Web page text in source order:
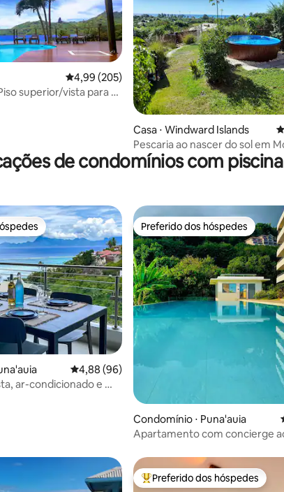
5, 156 avaliações4,99 de uma avaliação média de 5, 205
4,99 (205)
Casa ⋅ Windward Islands
Pescaria ao nascer do sol em
de condomínios com piscina
5, 105 avaliações4,88 de uma avaliação média de 5, 96
4,88 (96)
ar-condicionado e Wi-
Preferido dos hóspedes
Preferido dos hóspedes
Condomínio ⋅ Puna'auia
Apartamento com concierge
Entre os melhores preferidos
Preferido dos hóspedes